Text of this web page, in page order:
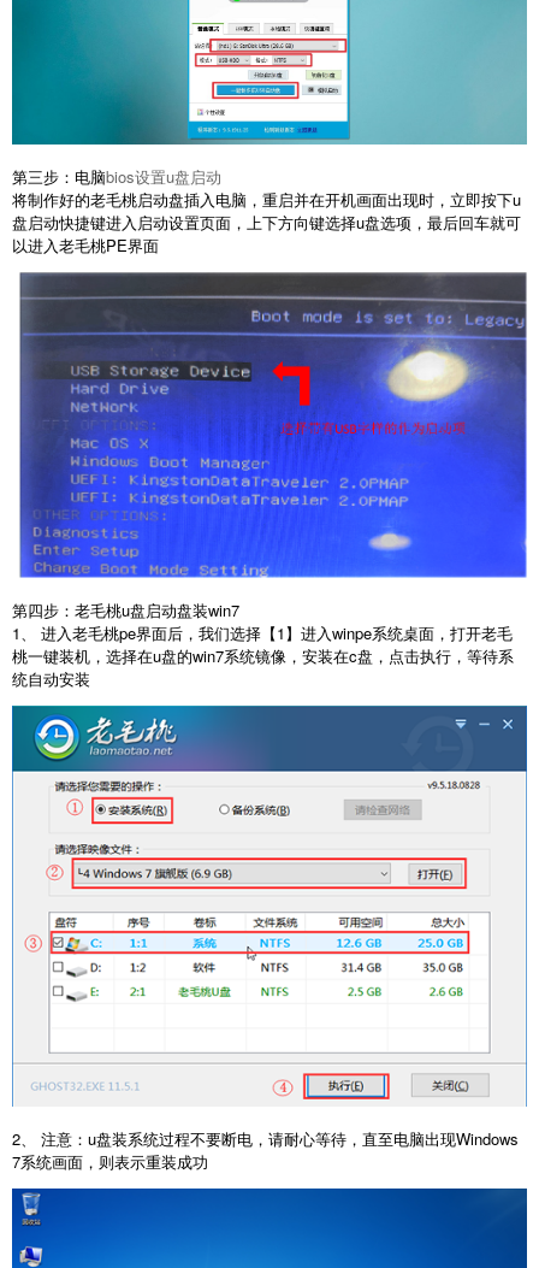
第三步：电脑bios设置u盘启动
将制作好的老毛桃启动盘插入电脑，重启并在开机画面出现时，立即按下u
盘启动快捷键进入启动设置页面，上下方向键选择u盘选项，最后回车就可
以进入老毛桃PE界面
第四步：老毛桃u盘启动盘装win7
1、 进入老毛桃pe界面后，我们选择【1】进入winpe系统桌面，打开老毛
桃一键装机，选择在u盘的win7系统镜像，安装在c盘，点击执行，等待系
统自动安装
2、 注意：u盘装系统过程不要断电，请耐心等待，直至电脑出现Windows
7系统画面，则表示重装成功